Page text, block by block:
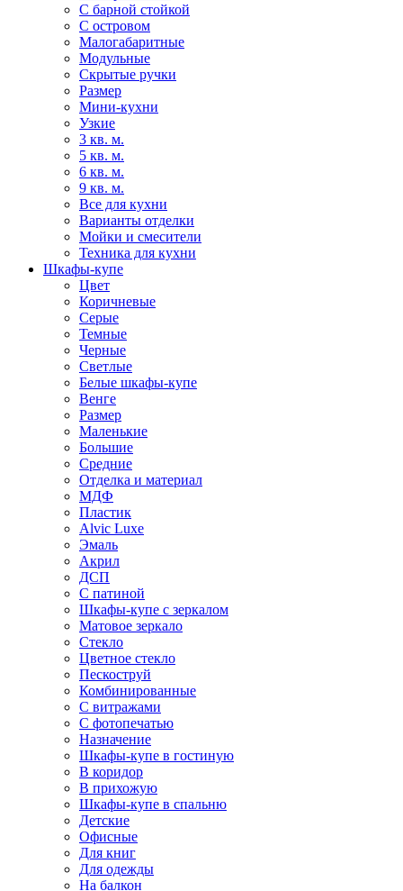
С барной стойкой
С островом
Малогабаритные
Модульные
Скрытые ручки
Размер
Мини-кухни
Узкие
3 кв. м.
5 кв. м.
6 кв. м.
9 кв. м.
Все для кухни
Варианты отделки
Мойки и смесители
Техника для кухни
Шкафы-купе
Цвет
Коричневые
Серые
Темные
Черные
Светлые
Белые шкафы-купе
Венге
Размер
Маленькие
Большие
Средние
Отделка и материал
МДФ
Пластик
Alvic Luxe
Эмаль
Акрил
ДСП
С патиной
Шкафы-купе с зеркалом
Матовое зеркало
Стекло
Цветное стекло
Пескоструй
Комбинированные
С витражами
С фотопечатью
Назначение
Шкафы-купе в гостиную
В коридор
В прихожую
Шкафы-купе в спальню
Детские
Офисные
Для книг
Для одежды
На балкон